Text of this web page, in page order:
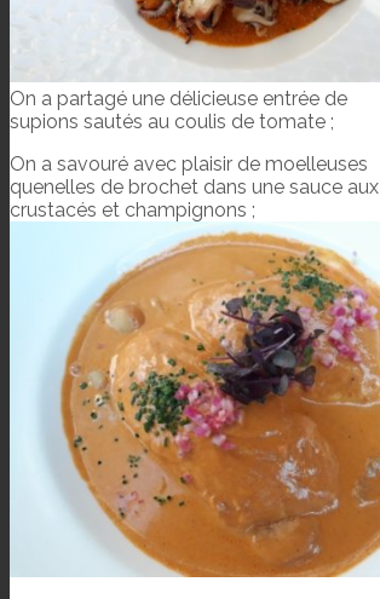
On a partagé une délicieuse entrée de
supions sautés au coulis de tomate ;
On a savouré avec plaisir de moelleuses
quenelles de brochet dans une sauce aux
crustacés et champignons ;